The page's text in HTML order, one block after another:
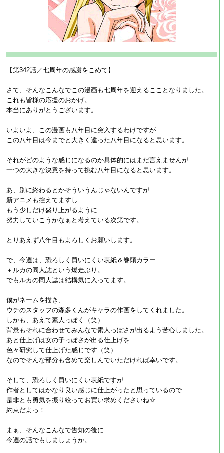
【第342話／七周年の感謝をこめて】
さて、そんなこんなでこの漫画も七周年を迎えるこことなりました。
これも皆様の応援のおかげ。
本当にありがとうございます。
いよいよ、この漫画も八年目に突入するわけですが
この八年目は今までと大きく違った八年目になると思います。
それがどのような感じになるのか具体的にはまだ言えませんが
一つの大きな決意を持って挑む八年目になると思います。
あ、別に終わるとかそういうんじゃないんですが
新アニメも控えてますし
もう少しだけ盛り上がるように
努力していこうかなぁと考えている次第です。
とりあえず八年目もよろしくお願いします。
で、今週は、恐ろしく買いにくい表紙＆巻頭カラー
＋ルカの同人誌という爆走ぶり。
でもルカの同人誌は結構気に入ってます。
僕がネームを描き、
ウチのスタッフの森多くんがキャラの作画をしてくれました。
しかも、あえて素人っぽく（笑）
背景もそれに合わせてみんなで素人っぽさが出るよう苦心しました。
あと仕上げは女の子っぽさが出る仕上げを
色々研究して仕上げた感じです（笑）
なのでそんな部分も含めて楽しんでいただければ幸いです。
そして、恐ろしく買いにくい表紙ですが
作者としてはかなり良い感じに仕上がったと思っているので
是非とも勇気を振り絞ってお買い求めくださいね☆
約束だよっ！
まぁ、そんなこんなで告知の後に
今週の話でもしましょうか。